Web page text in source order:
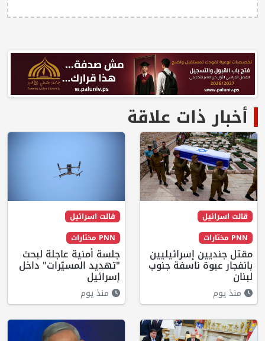
أخبار ذات علاقة
قالت اسرائيل
PNN مختارات
مقتل جنديين إسرائيليين
بانفجار عبوة ناسفة جنوب
لبنان
منذ يوم
قالت اسرائيل
PNN مختارات
جلسة أمنية عاجلة لبحث
"تهديد المسيّرات" داخل
إسرائيل
منذ يوم